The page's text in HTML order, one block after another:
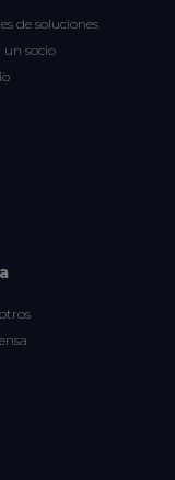
de soluciones
socio